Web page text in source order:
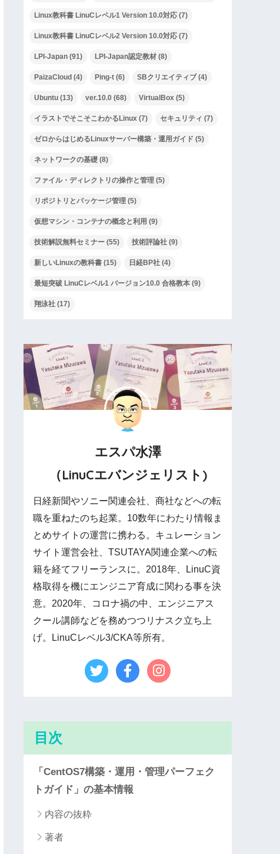
Linux教科書 LinuCレベル1 Version 10.0対応 (7)
Linux教科書 LinuCレベル2 Version 10.0対応 (7)
LPI-Japan (91) LPI-Japan認定教材 (8)
PaizaCloud (4) Ping-t (6) SBクリエイティブ(4)
Ubuntu (13) ver.10.0 (68) VirtualBox (5)
イラストでそこそこわかるLinux (7) セキュリティ (7)
ゼロからはじめるLinuxサーバー構築・運用ガイド (5)
ネットワークの基礎 (8)
ファイル・ディレクトリの操作と管理 (5)
リポジトリとパッケージ管理 (5)
仮想マシン・コンテナの概念と利用 (9)
技術解説無料セミナー (55) 技術評論社 (9)
新しいLinuxの教科書 (15) 日経BP社 (4)
最短突破 LinuCレベル1 バージョン10.0 合格教本 (9)
翔泳社 (17)
エスパ水澤
（LinuCエバンジェリスト)
日経新聞やソニー関連会社、商社などへの転
職を重ねたのち起業。10数年にわたり情報ま
とめサイトの運営に携わる。キュレーション
サイト運営会社、TSUTAYA関連企業への転
籍を経てフリーランスに。2018年、LinuC資
格取得を機にエンジニア育成に関わる事を決
意。2020年、コロナ禍の中、エンジニアス
クール講師などを務めつつリナスク立ち上
げ。LinuCレベル3/CKA等所有。
目次
「CentOS7構築・運用・管理パーフェク
トガイド」の基本情報
内容の抜粋
著者